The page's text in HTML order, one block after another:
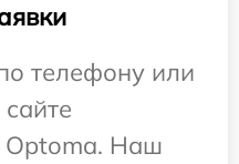
телефону или
Optoma. Наш